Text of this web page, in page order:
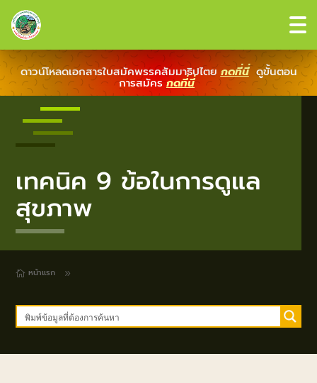
ดาวน์โหลดเอกสารใบสมัคพรรคสัมมาธิปไตย กดที่นี่ ดูขั้นตอน
การสมัครกดที่นี่
เทคนิค 9 ข้อในการดูแล
สุขภาพ
 หน้าแรก 9